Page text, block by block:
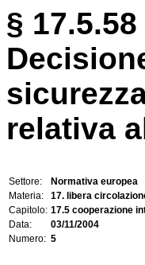
§
relativa
Settore:
Normativa europea
Materia:
17. libera
Capitolo: 17.5 cooperazione
Data:
03/11/2004
Numero: 5